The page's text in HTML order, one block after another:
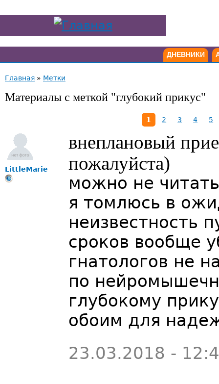
ДНЕВНИКИ
Главная » Метки
Материалы с меткой "глубокий прикус"
1 2 3 4 5
LittleMarie
внеплановый
пожалуйста)
можно не
я томлюсь в
неизвестность
сроков вообще
гнатологов не
по
глубокому
обоим для
23.03.2018 -